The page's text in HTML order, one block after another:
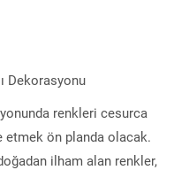
renkleri cesurca
etmek ön planda olacak.
ilham alan renkler,